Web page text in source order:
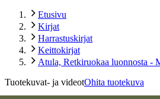
Etusivu
Kirjat
Harrastuskirjat
Keittokirjat
Atula, Retkiruokaa luonnosta -
Tuotekuvat- ja videotOhita tuotekuva